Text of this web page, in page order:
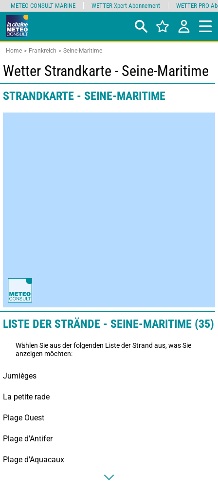
Home Frankreich Seine-Maritime
Wetter Strandkarte - Seine-Maritime
STRANDKARTE - SEINE-MARITIME
LISTE DER STRÄNDE - SEINE-MARITIME (35)
Wählen Sie aus der folgenden Liste der Strand aus, was Sie
anzeigen möchten:
Jumièges
La petite rade
Plage Ouest
Plage d'Antifer
Plage d'Aquacaux
METEO CONSULT MARINE WETTER Xpert Abonnement WETTER PRO